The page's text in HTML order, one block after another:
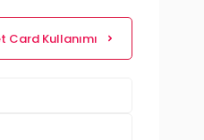
Card Kullanımı